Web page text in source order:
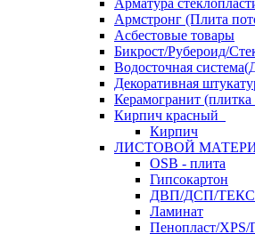
Арматура
Армстронг (Плита
Асбестовые товары
Бикрост/Рубероид/
Водосточная
Декоративная
Керамогранит (плитка
Кирпич красный
Кирпич
ЛИСТОВОЙ
OSB - плита
Гипсокартон
ДВП/ДСП/
Ламинат
Пенопласт/XPS/